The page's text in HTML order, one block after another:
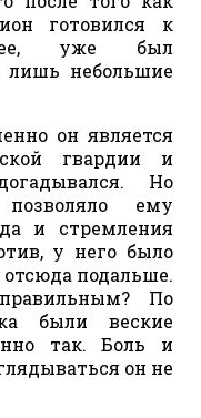
готовился к
уже был
лишь небольшие
он является
гвардии и
Но
ему
и стремления
у него было
подальше.
По
были веские
так. Боль и
он не